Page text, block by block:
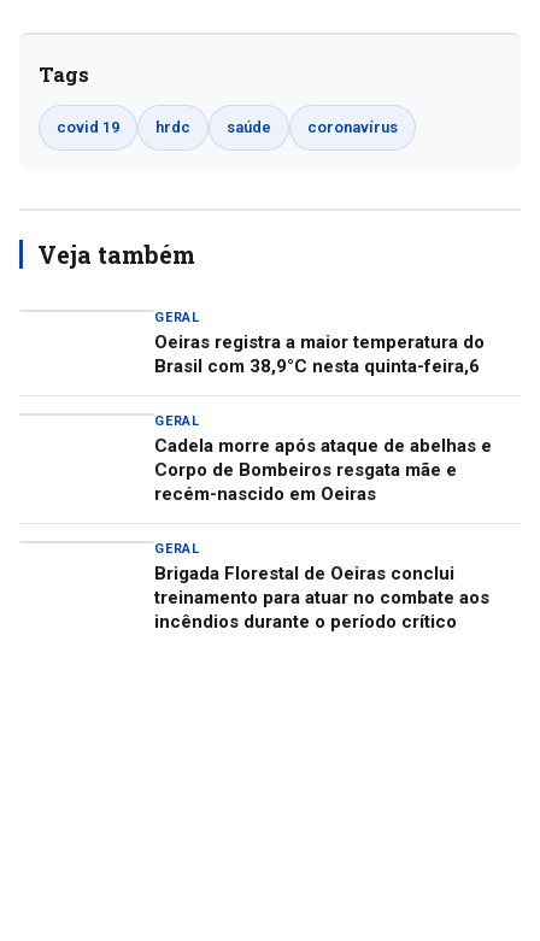
Tags
covid 19 hrdc saúde coronavírus
Veja também
GERAL
Oeiras registra a maior temperatura do
Brasil com 38,9°C nesta quinta-feira,6
GERAL
Cadela morre após ataque de abelhas e
Corpo de Bombeiros resgata mãe e
recém-nascido em Oeiras
GERAL
Brigada Florestal de Oeiras conclui
treinamento para atuar no combate aos
incêndios durante o período crítico